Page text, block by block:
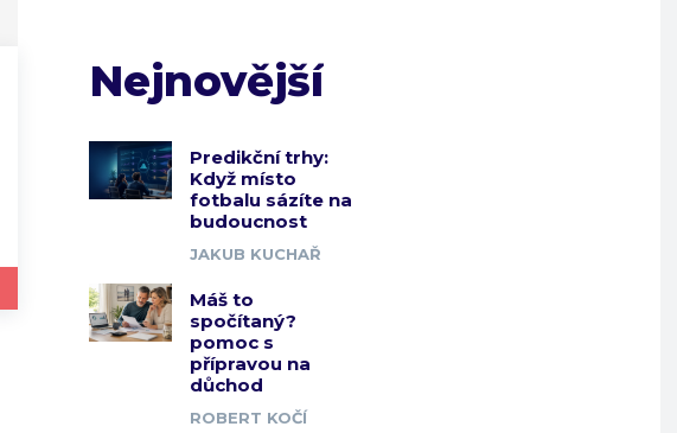
Nejnovější
Predikční trhy:
Když místo
fotbalu sázíte na
budoucnost
JAKUB KUCHAŘ
Máš to
spočítaný?
pomoc s
přípravou na
důchod
ROBERT KOČÍ